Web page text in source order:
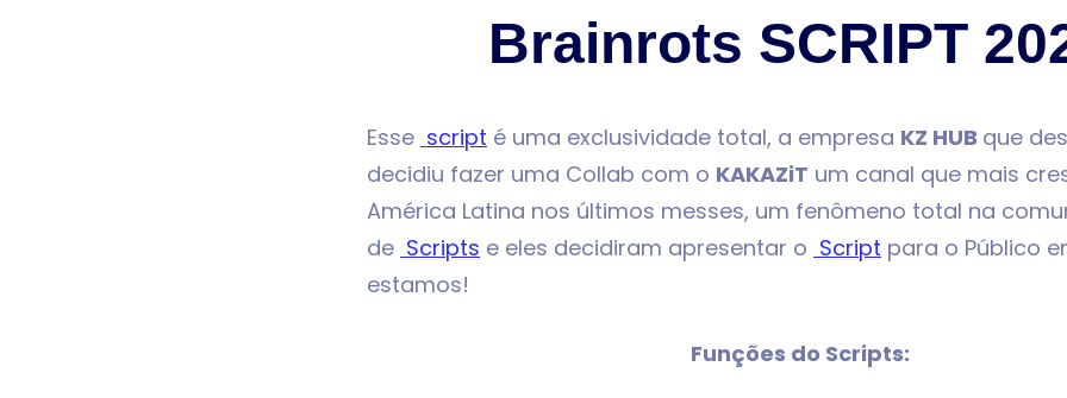
Brainrots SCRIPT
Esse script é uma exclusividade total, a empresa KZ HUB que
decidiu fazer uma Collab com o KAKAZiT um canal que mais
América Latina nos últimos messes, um fenômeno total na
de Scripts e eles decidiram apresentar o Script para o Público
estamos!
Funções do Scripts: